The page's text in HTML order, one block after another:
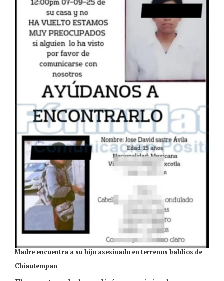
Madre encuentra a su hijo asesinado en terrenos baldíos de
Chiautempan